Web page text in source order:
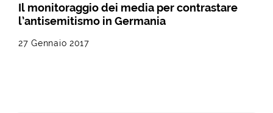
Il monitoraggio dei media per contrastare
l’antisemitismo in Germania
27 Gennaio 2017